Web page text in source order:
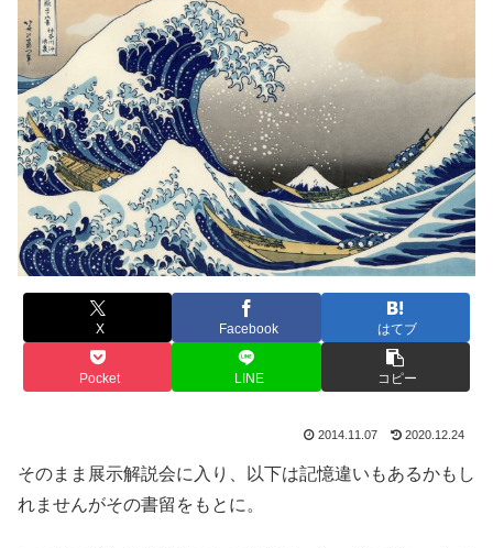
X Facebook はてブ
Pocket LINE コピー
2014.11.07 2020.12.24
そのまま展示解説会に入り、以下は記憶違いもあるかもし
れませんがその書留をもとに。